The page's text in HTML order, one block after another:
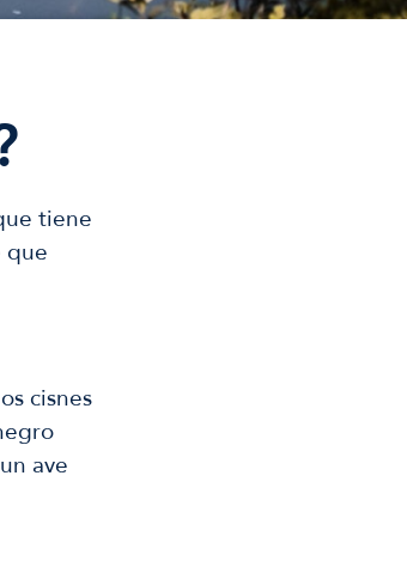
tiene
que
cisnes
ave